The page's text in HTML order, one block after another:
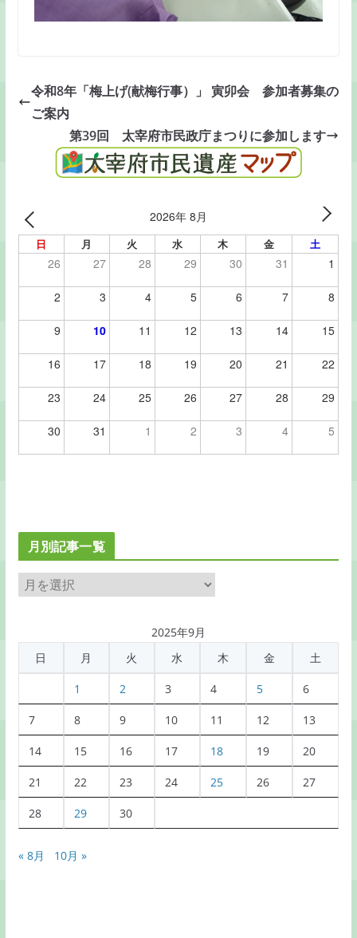
令和8年「梅上げ(献梅行事）」 寅卯会 参加者募集の
ご案内
第39回 太宰府市民政庁まつりに参加します
2026年 8月
日 月 火 水 木 金 土
26 27 28 29 30 31 1
2 3 4 5 6 7 8
9 10 11 12 13 14 15
16 17 18 19 20 21 22
23 24 25 26 27 28 29
30 31 1 2 3 4 5
月別記事一覧
月
別
事
2025年9月
日
月 火 水 木 金 土
1 2 3 4 5 6
7 8 9 10 11 12 13
14 15 16 17 18 19 20
21 22 23 24 25 26 27
28 29 30
« 8月 10月 »